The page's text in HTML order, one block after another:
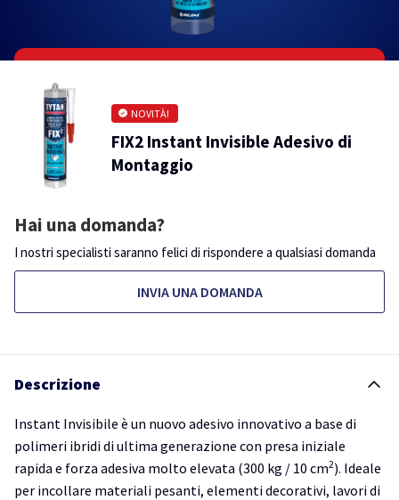
NOVITÀ!
FIX2 Instant Invisible Adesivo di
Montaggio
Hai una domanda?
I nostri specialisti saranno felici di rispondere a qualsiasi domanda
INVIA UNA DOMANDA
Descrizione
Instant Invisibile è un nuovo adesivo innovativo a base di
polimeri ibridi di ultima generazione con presa iniziale
rapida e forza adesiva molto elevata (300 kg / 10 cm2). Ideale
per incollare materiali pesanti, elementi decorativi, lavori di